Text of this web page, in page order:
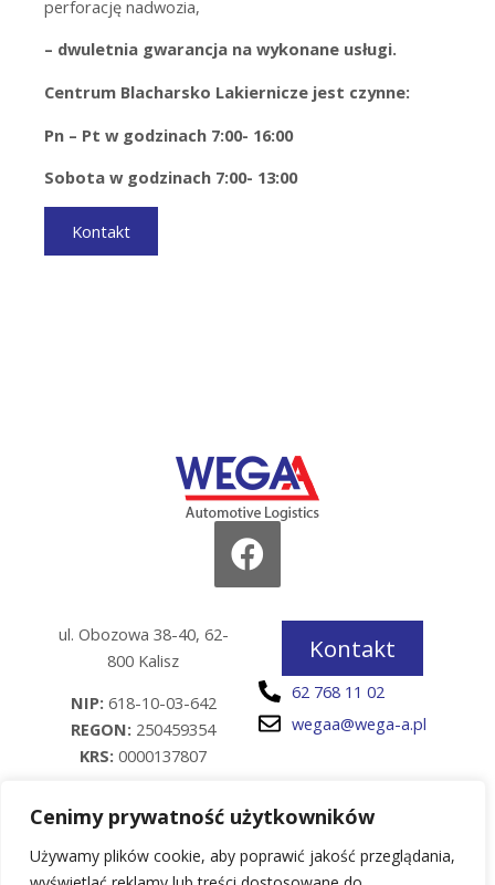
Cenimy prywatność użytkowników
Używamy plików cookie, aby poprawić jakość przeglądania,
perforację nadwozia,
– dwuletnia gwarancja na wykonane usługi.
Centrum Blacharsko Lakiernicze jest czynne:
Pn – Pt w godzinach 7:00- 16:00
Sobota w godzinach 7:00- 13:00
Kontakt
ul. Obozowa 38-40, 62-
800 Kalisz
NIP: 618-10-03-642
REGON: 250459354
KRS: 0000137807
000 PLN
Kontakt
62 768 11 02
wegaa@wega-a.pl